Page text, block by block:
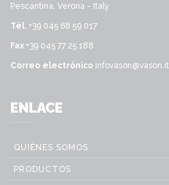
Pescantina, Verona - Italy
Tél. +39 045 68 59 017
Fax +39 045 77 25 188
Correo electrónico infovason@vason.it
ENLACE
QUIÉNES SOMOS
PRODUCTOS